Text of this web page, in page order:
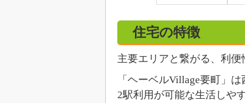
住宅の特徴
主要エリアと繋がる、利便
「ヘーベルVillage要町」
2駅利用が可能な生活しや